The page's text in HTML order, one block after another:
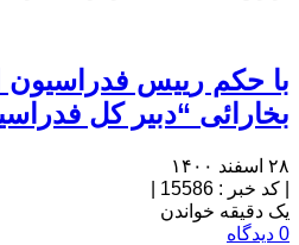
با حکم رییس
بخارائی “دبیر کل
۲۸ اسفند ۱۴۰۰
کد خبر : 15586
یک دقیقه خواندن
0 دیدگاه